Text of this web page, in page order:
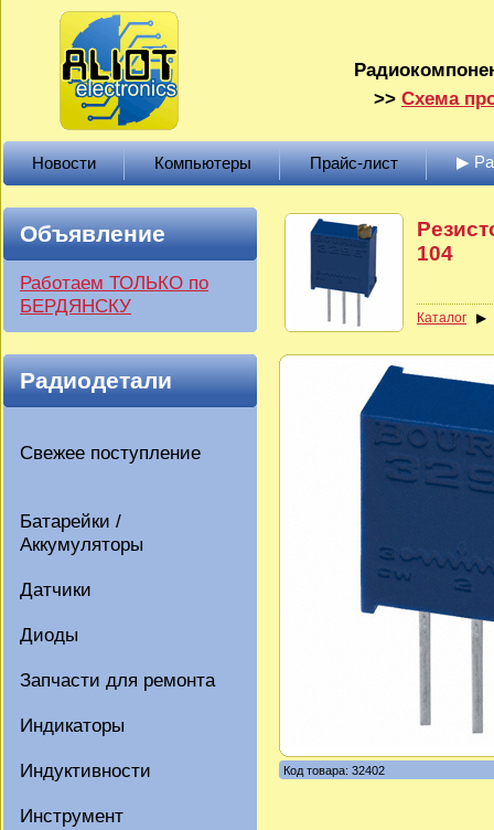
>> Схема
Новости Компьютеры Прайс-лист ▶
Объявление
Работаем ТОЛЬКО по
БЕРДЯНСКУ
Радиодетали
Свежее поступление
Батарейки /
Аккумуляторы
Датчики
Диоды
Запчасти для ремонта
Индикаторы
Индуктивности
Инструмент
104
Каталог
Код товара: 32402